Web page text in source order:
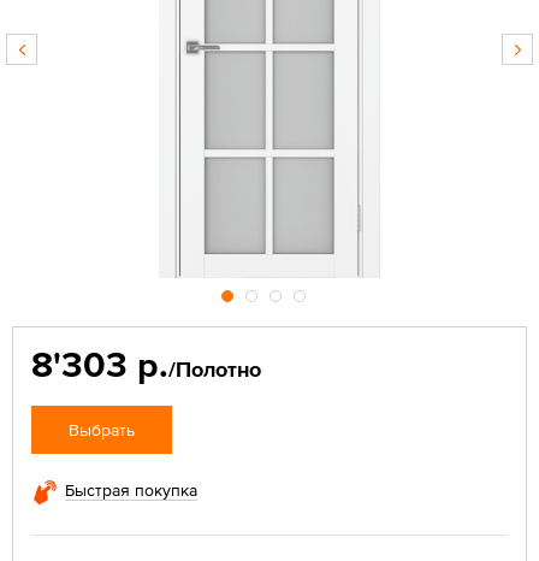
8'303 р./Полотно
Выбрать
Быстрая покупка